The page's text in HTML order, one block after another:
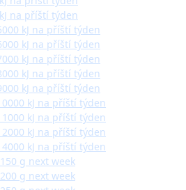
na příští týden
kJ na příští týden
kJ na příští týden
kJ na příští týden
kJ na příští týden
kJ na příští týden
kJ na příští týden
kJ na příští týden
kJ na příští týden
kJ na příští týden
g next week
g next week